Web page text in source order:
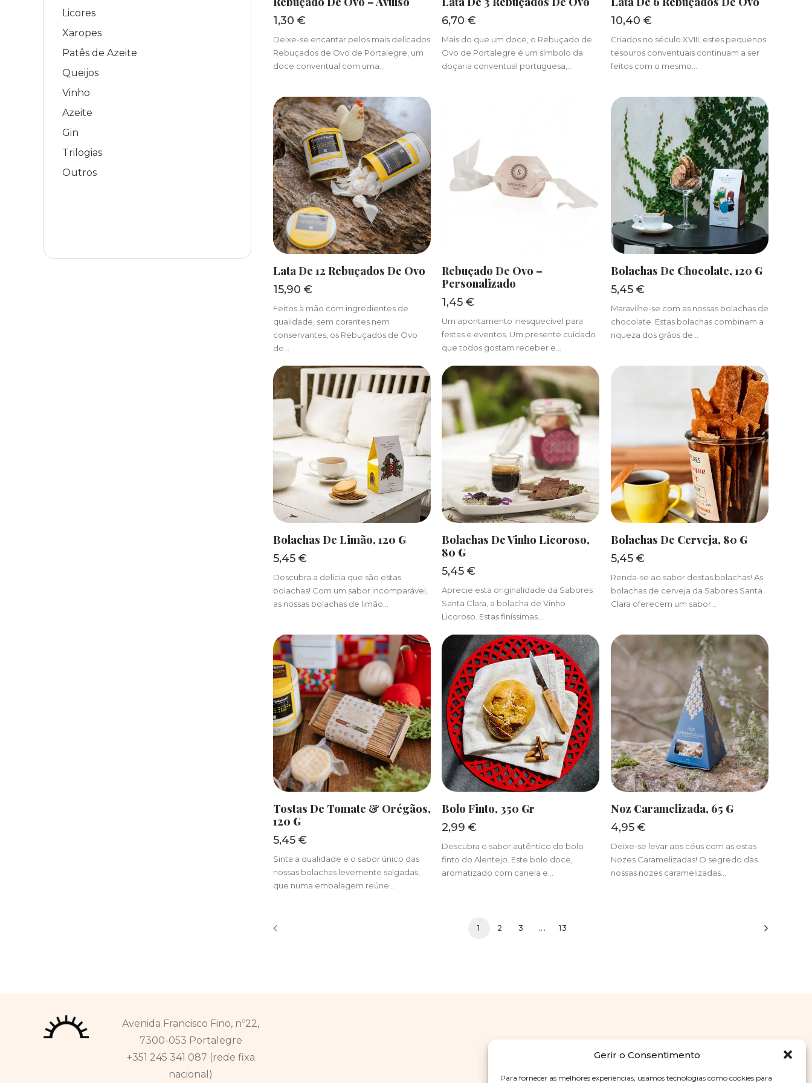
Gerir o Consentimento
Para fornecer as melhores experiências, usamos tecnologias como cookies para
Licores
Xaropes
Patês de Azeite
Queijos
Vinho
Azeite
Gin
Trilogias
Outros
1,30 €
Deixe-se encantar pelos mais delicados
Rebuçados de Ovo de Portalegre, um
doce conventual com uma…
6,70€
Mais do que um doce, o Rebuçado de
Ovo de Portalegre é um símbolo da
doçaria conventual portuguesa,…
10,40 €
Criados no século XVIII, estes pequenos
tesouros conventuais continuam a ser
feitos com o mesmo…
ADICIONAR
Lata De 12 Rebuçados De Ovo
15,90 €
Feitos à mão com ingredientes de
qualidade, sem corantes nem
conservantes, os Rebuçados de Ovo
de…
ADICIONAR
Rebuçado De Ovo –
Personalizado
1,45€
Um apontamento inesquecível para
festas e eventos. Um presente cuidado
que todos gostam receber e…
ADICIONAR
Bolachas De Chocolate, 120 G
5,45 €
Maravilhe-se com as nossas bolachas de
chocolate. Estas bolachas combinam a
riqueza dos grãos de…
ADICIONAR
Bolachas De Limão, 120 G
5,45 €
Descubra a delícia que são estas
bolachas! Com um sabor incomparável,
as nossas bolachas de limão…
ADICIONAR
Bolachas De Vinho Licoroso,
80 G
5,45€
Aprecie esta originalidade da Sabores
Santa Clara, a bolacha de Vinho
Licoroso. Estas finíssimas…
ADICIONAR
Bolachas De Cerveja, 80 G
5,45 €
Renda-se ao sabor destas bolachas! As
bolachas de cerveja da Sabores Santa
Clara oferecem um sabor…
ADICIONAR
Tostas De Tomate & Orégãos,
120 G
5,45 €
Sinta a qualidade e o sabor único das
nossas bolachas levemente salgadas,
que numa embalagem reúne…
ADICIONAR
Bolo Finto, 350 Gr
2,99€
Descubra o sabor autêntico do bolo
finto do Alentejo. Este bolo doce,
aromatizado com canela e…
ADICIONAR
Noz Caramelizada, 65 G
4,95 €
Deixe-se levar aos céus com as estas
Nozes Caramelizadas! O segredo das
nossas nozes caramelizadas…
1 2 3 ... 13
Avenida Francisco Fino, nº22,
7300-053 Portalegre
+351 245 341 087 (rede fixa
nacional)